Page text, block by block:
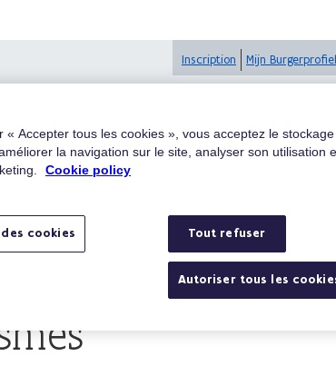
Inscription Mijn Burgerprofiel
à des tierces parties ou à d’autres organismes
Rechercher
« Accepter tous les cookies », vous acceptez le
la navigation sur le site, analyser son utilisation
Cookie policy
Tout refuser
Autoriser tous les
cookies